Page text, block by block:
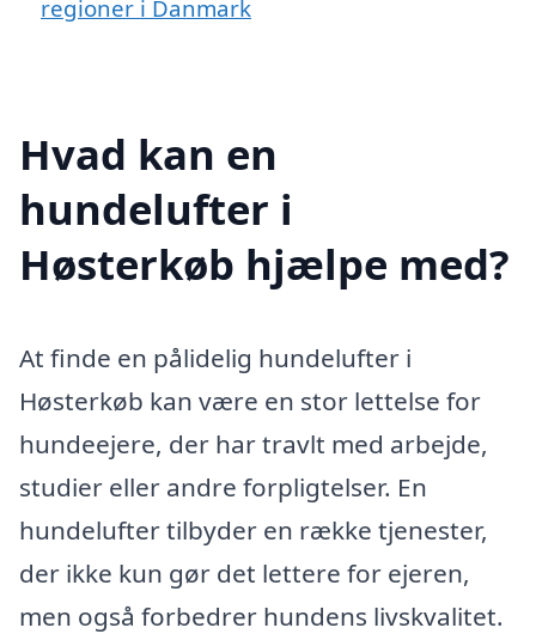
regioner i Danmark
Hvad kan en
hundelufter i
Høsterkøb hjælpe med?
At finde en pålidelig hundelufter i
Høsterkøb kan være en stor lettelse for
hundeejere, der har travlt med arbejde,
studier eller andre forpligtelser. En
hundelufter tilbyder en række tjenester,
der ikke kun gør det lettere for ejeren,
men også forbedrer hundens livskvalitet.